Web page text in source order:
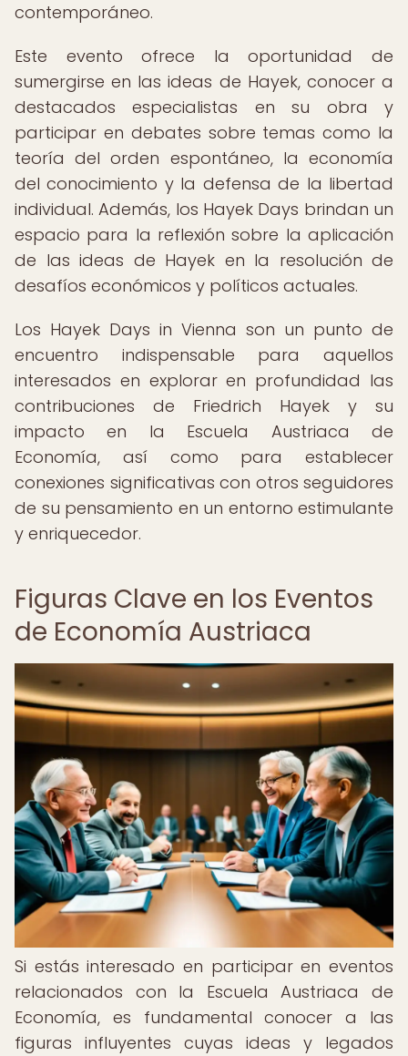
contemporáneo.
Este evento ofrece la oportunidad de
sumergirse en las ideas de Hayek, conocer a
destacados especialistas en su obra y
participar en debates sobre temas como la
teoría del orden espontáneo, la economía
del conocimiento y la defensa de la libertad
individual. Además, los Hayek Days brindan un
espacio para la reflexión sobre la aplicación
de las ideas de Hayek en la resolución de
desafíos económicos y políticos actuales.
Los Hayek Days in Vienna son un punto de
encuentro indispensable para aquellos
interesados en explorar en profundidad las
contribuciones de Friedrich Hayek y su
impacto en la Escuela Austriaca de
Economía, así como para establecer
conexiones significativas con otros seguidores
de su pensamiento en un entorno estimulante
y enriquecedor.
Figuras Clave en los Eventos
de Economía Austriaca
Si estás interesado en participar en eventos
relacionados con la Escuela Austriaca de
Economía, es fundamental conocer a las
figuras influyentes cuyas ideas y legados